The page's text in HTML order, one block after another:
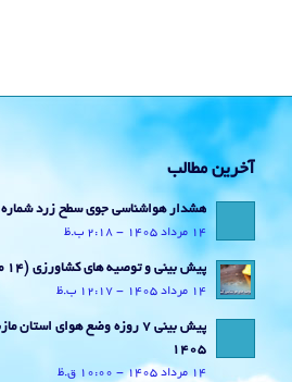
آخرین مطالب
هشدار هواشناسی جوی سطح زرد شماره 15 مورخ 14 مرداد 1405
14 مرداد 1405 - 2:18 ب.ظ
پیش بینی و توصیه های کشاورزی (14 مرداد ۱۴۰۵)
14 مرداد 1405 - 12:17 ب.ظ
1405
14 مرداد 1405 - 10:00 ق.ظ